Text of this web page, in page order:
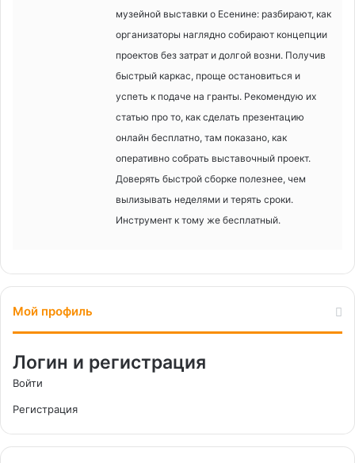
музейной выставки о Есенине: разбирают, как
организаторы наглядно собирают концепции
проектов без затрат и долгой возни. Получив
быстрый каркас, проще остановиться и
успеть к подаче на гранты. Рекомендую их
статью про то, как сделать презентацию
онлайн бесплатно, там показано, как
оперативно собрать выставочный проект.
Доверять быстрой сборке полезнее, чем
вылизывать неделями и терять сроки.
Инструмент к тому же бесплатный.
Мой профиль
Логин и регистрация
Войти
Регистрация